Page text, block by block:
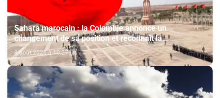
Sahara marocain : la Colombie annonce un
changement de sa position et reconnaît la
souveraineté du Maroc sur son Sahara
8 août 2026 à 10:27